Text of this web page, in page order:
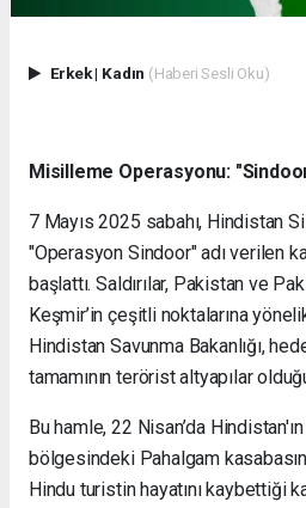
Erkek| Kadın (Haberi Sesli Oku)
Misilleme Operasyonu:
7 Mayıs 2025 sabahı, Hindistan
"Operasyon Sindoor" adı verilen
başlattı. Saldırılar, Pakistan ve
Keşmir’in çeşitli noktalarına
Hindistan Savunma Bakanlığı,
tamamının terörist altyapılar
Bu hamle, 22 Nisan’da
bölgesindeki Pahalgam
Hindu turistin hayatını kaybettiği